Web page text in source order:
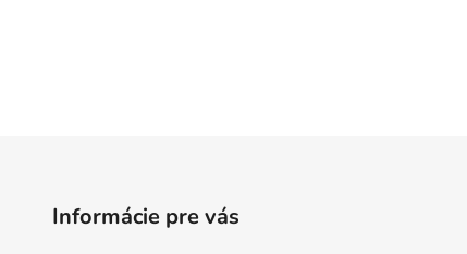
Informácie pre vás